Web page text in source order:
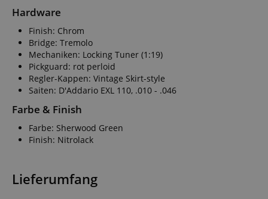
Hardware
Finish: Chrom
Bridge: Tremolo
Mechaniken: Locking Tuner (1:19)
Pickguard: rot perloid
Regler-Kappen: Vintage Skirt-style
Saiten: D'Addario EXL 110, .010 - .046
Farbe & Finish
Farbe: Sherwood Green
Finish: Nitrolack
Lieferumfang